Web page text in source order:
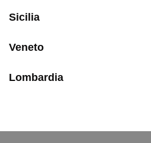
Sicilia
Veneto
Lombardia